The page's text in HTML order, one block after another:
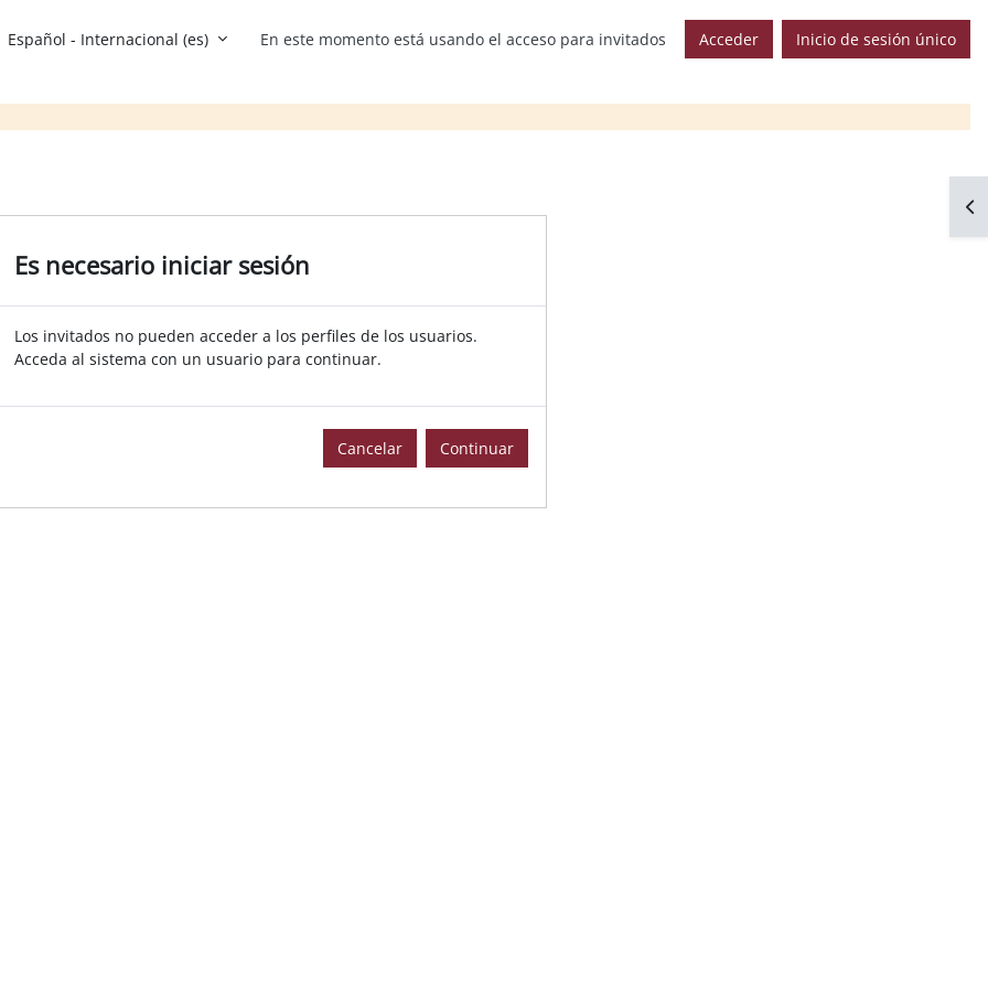
Español - Internacional ‎(es)‎ En este momento está usando el acceso para invitados Acceder Inicio de sesión único
Es necesario iniciar sesión
Los invitados no pueden acceder a los perfiles de los usuarios.
Acceda al sistema con un usuario para continuar.
Cancelar Continuar